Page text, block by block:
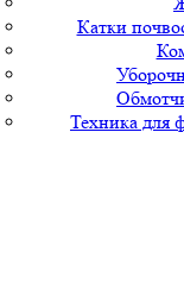
Катки
Техника для